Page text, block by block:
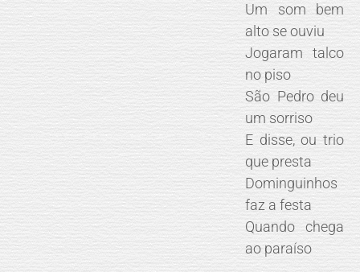
Um som bem
alto se ouviu
Jogaram talco
no piso
São Pedro deu
um sorriso
E disse, ou trio
que presta
Dominguinhos
faz a festa
Quando chega
ao paraíso